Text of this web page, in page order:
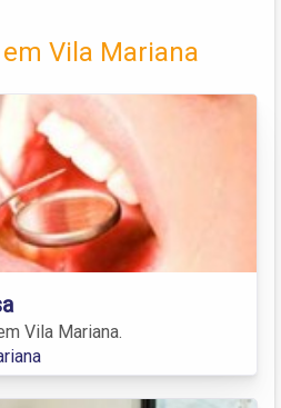
Vila Mariana
Vila Mariana.